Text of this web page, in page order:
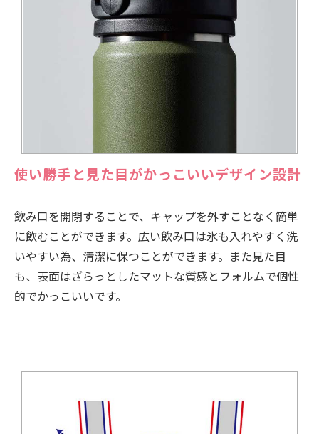
使い勝手と見た目がかっこいいデザイン設計
飲み口を開閉することで、キャップを外すことなく簡単
に飲むことができます。広い飲み口は氷も入れやすく洗
いやすい為、清潔に保つことができます。また見た目
も、表面はざらっとしたマットな質感とフォルムで個性
的でかっこいいです。